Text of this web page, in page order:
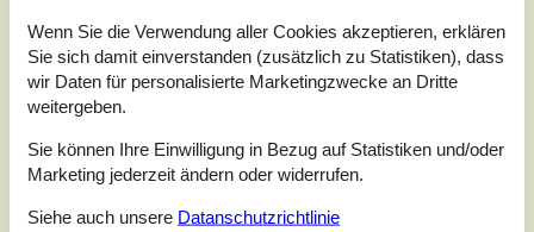
5,0 Bezogen auf2Bewertungen
5 (2)
4
3
1
Wenn Sie die Verwendung aller Cookies akzeptieren, erklären
Sie sich damit einverstanden (zusätzlich zu Statistiken), dass
wir Daten für personalisierte Marketingzwecke an Dritte
weitergeben.
Sie können Ihre Einwilligung in Bezug auf Statistiken und/oder
Marketing jederzeit ändern oder widerrufen.
Siehe auch unsere Datanschutzrichtlinie